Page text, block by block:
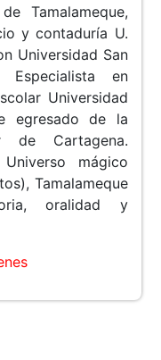
Tamalameque,
y contaduría U.
Universidad San
Especialista en
Universidad
egresado de la
de Cartagena.
mágico
Tamalameque
oralidad y